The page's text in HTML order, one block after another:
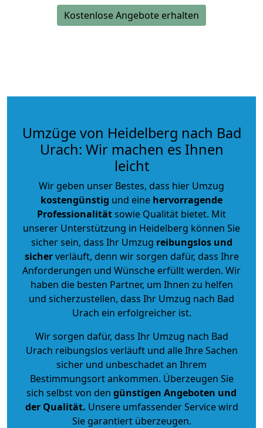
Kostenlose Angebote erhalten
Umzüge von Heidelberg nach Bad
Urach: Wir machen es Ihnen
leicht
Wir geben unser Bestes, dass hier Umzug
kostengünstig und eine hervorragende
Professionalitätsowie Qualität bietet. Mit
unserer Unterstützung in Heidelberg können Sie
sicher sein, dass Ihr Umzug reibungslos und
sicherverläuft, denn wir sorgen dafür, dass Ihre
Anforderungen und Wünsche erfüllt werden. Wir
haben die besten Partner, um Ihnen zu helfen
und sicherzustellen, dass Ihr Umzug nach Bad
Urach ein erfolgreicher ist.
Wir sorgen dafür, dass Ihr Umzug nach Bad
Urach reibungslos verläuft und alle Ihre Sachen
sicher und unbeschadet an Ihrem
Bestimmungsort ankommen. Überzeugen Sie
sich selbst von den günstigen Angeboten und
der Qualität. Unsere umfassender Service wird
Sie garantiert überzeugen.